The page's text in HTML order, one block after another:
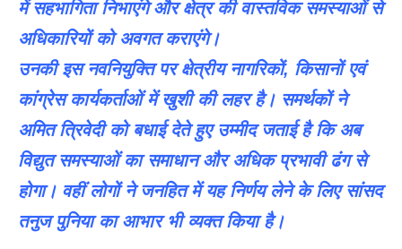
में सहभागिता निभाएंगे और क्षेत्र की वास्तविक समस्याओं से
अधिकारियों को अवगत कराएंगे।
उनकी इस नवनियुक्ति पर क्षेत्रीय नागरिकों, किसानों एवं
कांग्रेस कार्यकर्ताओं में खुशी की लहर है। समर्थकों ने
अमित त्रिवेदी को बधाई देते हुए उम्मीद जताई है कि अब
विद्युत समस्याओं का समाधान और अधिक प्रभावी ढंग से
होगा। वहीं लोगों ने जनहित में यह निर्णय लेने के लिए सांसद
तनुज पुनिया का आभार भी व्यक्त किया है।